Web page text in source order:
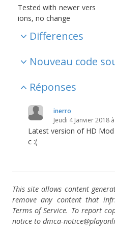
Tested with newer vers
ions, no change
Differences
Nouveau code
Réponses
inerro
Jeudi 4 Janvier 2018
Latest version of HD
c :(
This site allows content
remove any content that
Terms of Service. To report
notice to dmca-